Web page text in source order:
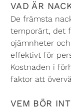
VAD ÄR
De främsta
temporärt, det
ojämnheter
effektivt för
Kostnaden i
faktor att
VEM BÖR